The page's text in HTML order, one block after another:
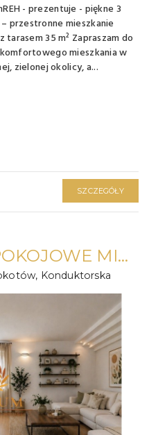
- prezentuje - piękne 3
przestronne mieszkanie
tarasem 35 m² Zapraszam do
mieszkania w
zielonej okolicy, a...
SZCZEGÓŁY
WYJĄTKOWE, 4-POKOJOWE MIESZKANIE Z GARAŻEM MOKOTÓW
Konduktorska